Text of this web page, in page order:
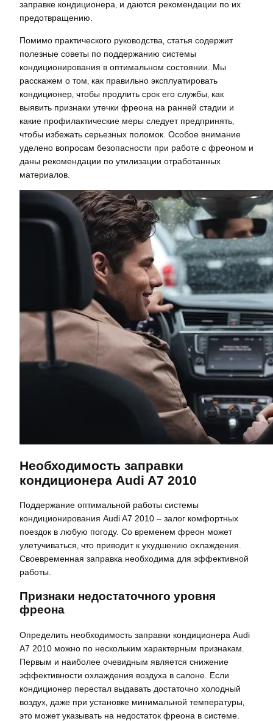
заправке кондиционера‚ и даются рекомендации по их
предотвращению.
Помимо практического руководства‚ статья содержит
полезные советы по поддержанию системы
кондиционирования в оптимальном состоянии. Мы
расскажем о том‚ как правильно эксплуатировать
кондиционер‚ чтобы продлить срок его службы‚ как
выявить признаки утечки фреона на ранней стадии и
какие профилактические меры следует предпринять‚
чтобы избежать серьезных поломок. Особое внимание
уделено вопросам безопасности при работе с фреоном и
даны рекомендации по утилизации отработанных
материалов.
Необходимость заправки
кондиционера Audi A7 2010
Поддержание оптимальной работы системы
кондиционирования Audi A7 2010 – залог комфортных
поездок в любую погоду. Со временем фреон может
улетучиваться‚ что приводит к ухудшению охлаждения.
Своевременная заправка необходима для эффективной
работы.
Признаки недостаточного уровня
фреона
Определить необходимость заправки кондиционера Audi
A7 2010 можно по нескольким характерным признакам.
Первым и наиболее очевидным является снижение
эффективности охлаждения воздуха в салоне. Если
кондиционер перестал выдавать достаточно холодный
воздух‚ даже при установке минимальной температуры‚
это может указывать на недостаток фреона в системе.